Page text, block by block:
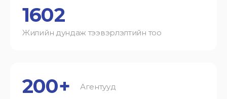
1602
Жилийн дундаж тээвэрлэлтийн тоо
200+ Агентууд